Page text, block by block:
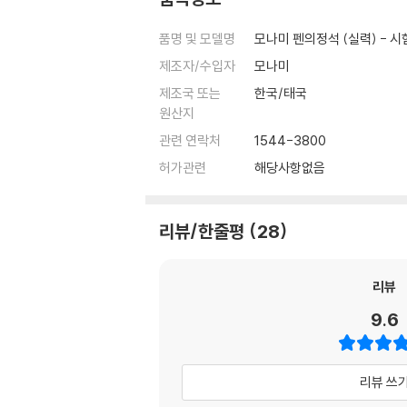
품명 및 모델명
모나미 펜의정석 (실력) - 시
제조자/수입자
모나미
제조국 또는
원산지
한국/태국
관련 연락처
1544-3800
허가관련
해당사항없음
리뷰/한줄평 28
리뷰
9.6
리뷰 쓰기